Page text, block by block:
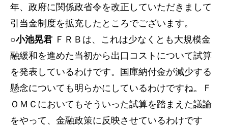
年、政府に関係政省令を改正していただきまして
引当金制度を拡充したところでございます。
○小池晃君 ＦＲＢは、これは少なくとも大規模金
融緩和を進めた当初から出口コストについて試算
を発表しているわけです。国庫納付金が減少する
懸念についても明らかにしているわけですね。Ｆ
ＯＭＣにおいてもそういった試算を踏まえた議論
をやって、金融政策に反映させているわけです